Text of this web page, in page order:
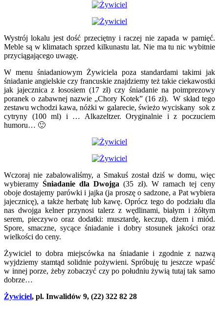
Wystrój lokalu jest dość przeciętny i raczej nie zapada w pamięć.
Meble są w klimatach sprzed kilkunastu lat. Nie ma tu nic wybitnie
przyciągającego uwagę.
W menu śniadaniowym Żywiciela poza standardami takimi jak
śniadanie angielskie czy francuskie znajdziemy też takie ciekawostki
jak jajecznica z łososiem (17 zł) czy śniadanie na poimprezowy
poranek o zabawnej nazwie „Chory Kotek” (16 zł). W skład tego
zestawu wchodzi kawa, nóżki w galarecie, świeżo wyciskany sok z
cytryny (100 ml) i … Alkazeltzer. Oryginalnie i z poczuciem
humoru… 🙂
Wczoraj nie zabalowaliśmy, a Smakuś został dziś w domu, więc
wybieramyŚniadanie dla Dwojga (35 zł). W ramach tej ceny
oboje dostajemy parówki i jajka (ja proszę o sadzone, a Pat wybiera
jajecznicę), a także herbatę lub kawę. Oprócz tego do podziału dla
nas dwojga kelner przynosi talerz z wędlinami, białym i żółtym
serem, pieczywo oraz dodatki: musztardę, keczup, dżem i miód.
Spore, smaczne, sycące śniadanie i dobry stosunek jakości oraz
wielkości do ceny.
Żywiciel to dobra miejscówka na śniadanie i zgodnie z nazwą
wyjdziemy stamtąd solidnie pożywieni. Spróbuję tu jeszcze wpaść
w innej porze, żeby zobaczyć czy po południu żywią tutaj tak samo
dobrze…
Żywiciel, pl. Inwalidów 9, (22) 322 82 28